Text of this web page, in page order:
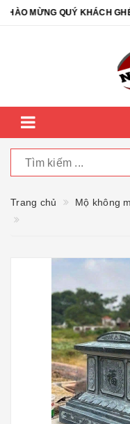
MỪNG QUÝ KHÁCH GHÉ
Trang chủ Mộ không